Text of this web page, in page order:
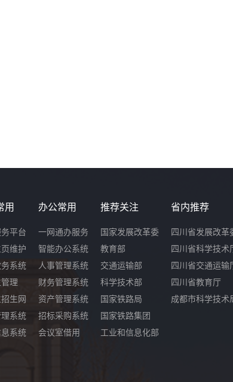
用
平台
维护
系统
理
生网
系统
系统
办公常用
一网通办服务
智能办公系统
人事管理系统
财务管理系统
资产管理系统
招标采购系统
会议室借用
推荐关注
国家发展改革委
教育部
交通运输部
科学技术部
国家铁路局
国家铁路集团
工业和信息化部
省内推荐
四川省发展改革
四川省科学技术
四川省交通运输
四川省教育厅
成都市科学技术